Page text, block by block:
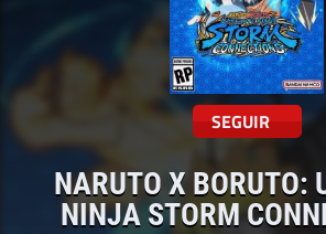
SEGUIR
NARUTO X BORUTO:
NINJA STORM